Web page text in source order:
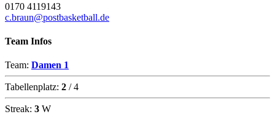
0170 4119143
c.braun@postbasketball.de
Team Infos
Team: Damen 1
Tabellenplatz: 2 / 4
Streak: 3 W